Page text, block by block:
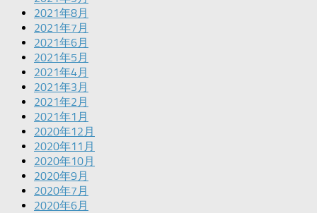
2021年8月
2021年7月
2021年6月
2021年5月
2021年4月
2021年3月
2021年2月
2021年1月
2020年12月
2020年11月
2020年10月
2020年9月
2020年7月
2020年6月